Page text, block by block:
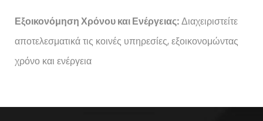
Εξοικονόμηση Χρόνου και Ενέργειας:Διαχειριστείτε
αποτελεσματικά τις κοινές υπηρεσίες, εξοικονομώντας
χρόνο και ενέργεια